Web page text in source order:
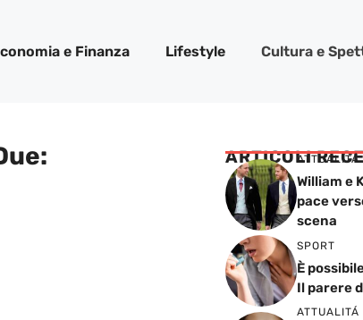
e Finanza Lifestyle Cultura e
ARTICOLIATTUALITÁ
William e
pace
scena
SPORT
È
Il parere
ATTUALITÁ